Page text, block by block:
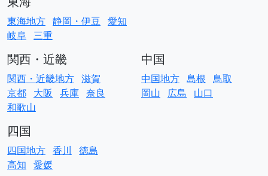
東海地方 静岡・伊豆 愛知
岐阜 三重
関西・近畿
関西・近畿地方 滋賀
京都 大阪 兵庫 奈良
和歌山
中国
中国地方 島根 鳥取
岡山
広島 山口
四国
四国地方 香川
徳島
高知 愛媛